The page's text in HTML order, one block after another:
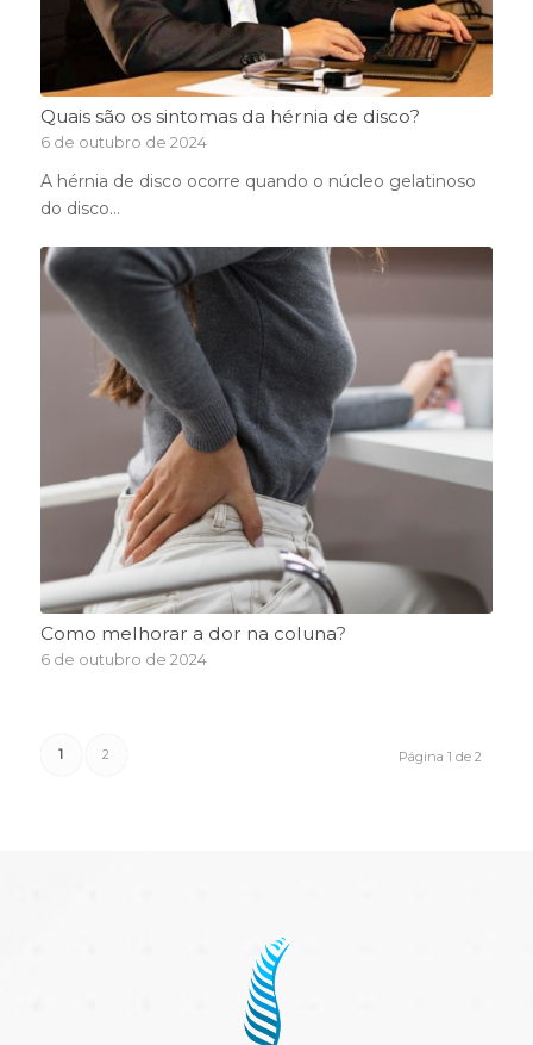
Quais são os sintomas da hérnia de disco?
6 de outubro de 2024
A hérnia de disco ocorre quando o núcleo gelatinoso
do disco…
Como melhorar a dor na coluna?
6 de outubro de 2024
Página 1 de 2
1 2